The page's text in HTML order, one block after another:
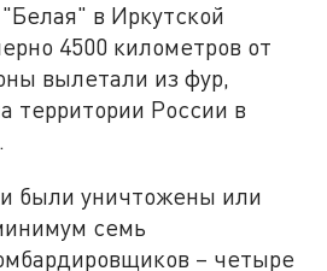
в Иркутской
4500 километров от
вылетали из фур,
территории России в
были уничтожены или
семь
– четыре